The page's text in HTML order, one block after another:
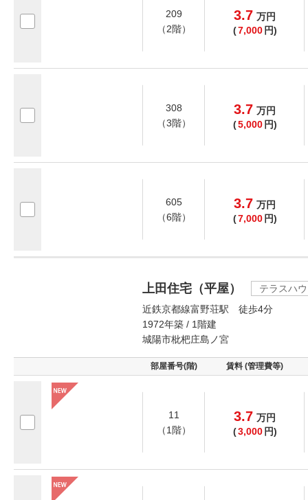
209
（2階）
3.7 万円
(7,000 円)
308
（3階）
3.7 万円
(5,000 円)
605
（6階）
3.7 万円
(7,000 円)
上田住宅（平屋）
テラスハ
近鉄京都線富野荘駅 徒歩4分
1972年築 / 1階建
城陽市枇杷庄島ノ宮
部屋番号(階) 賃料 (管理費等)
11
（1階）
3.7 万円
(3,000 円)